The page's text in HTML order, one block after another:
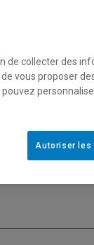
Horaire - Été
de collecter des
vous proposer
Autoriser les